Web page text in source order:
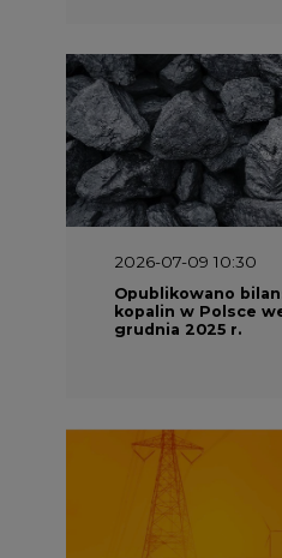
2026-06-08 07:00
Wyszedł raport
taniej.
KSE"